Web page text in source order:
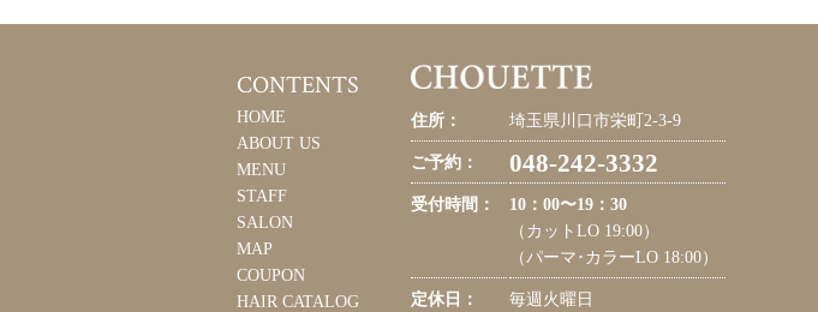
CONTENTS
HOME
ABOUT US
MENU
STAFF
SALON
MAP
COUPON
HAIR CATALOG
住所： 埼玉県川口市栄町2-3-9
ご予約： 048-242-3332
受付時間：
10：00〜19：30
（カットLO 19:00）
（パーマ･カラーLO 18:00）
定休日： 毎週火曜日